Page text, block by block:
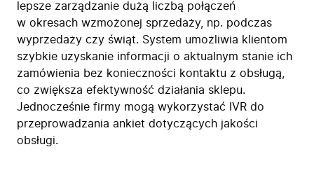
Firma
Produkty
Branże
Zastosowanie
Bezpieczeństwo
Blog
Kontakt
lepsze zarządzanie dużą liczbą połączeń
w okresach wzmożonej sprzedaży, np. podczas
wyprzedaży czy świąt. System umożliwia klientom
szybkie uzyskanie informacji o aktualnym stanie ich
zamówienia bez konieczności kontaktu z obsługą,
co zwiększa efektywność działania sklepu.
Jednocześnie firmy mogą wykorzystać IVR do
przeprowadzania ankiet dotyczących jakości
obsługi.